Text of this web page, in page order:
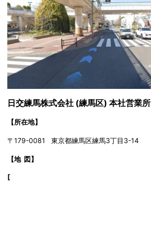
日交練馬株式会社 (練馬区) 本社営業所
【所在地】
〒179-0081 東京都練馬区練馬3丁目3-14
【地 図】
[